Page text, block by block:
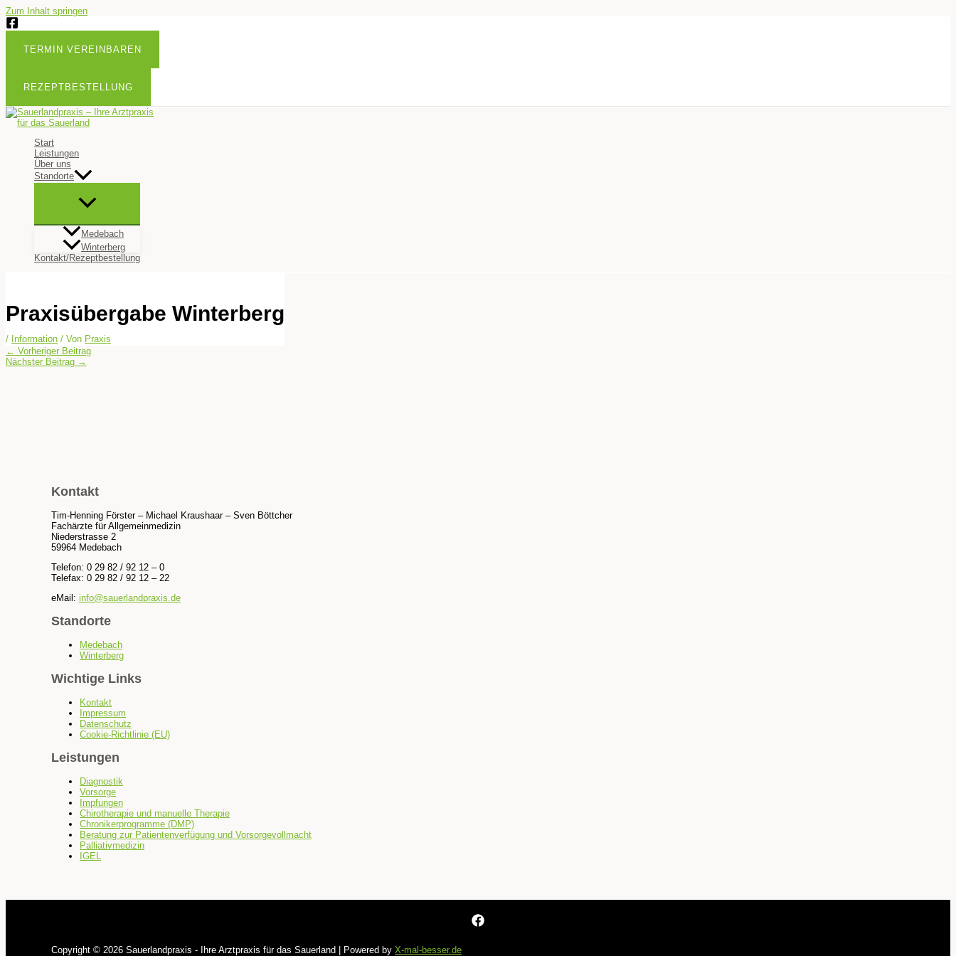
Zum Inhalt springen
TERMIN VEREINBAREN
REZEPTBESTELLUNG
Start
Leistungen
Über uns
Standorte
Medebach
Winterberg
Kontakt/Rezeptbestellung
Praxisübergabe Winterberg
/ Information / Von Praxis
← Vorheriger Beitrag
Nächster Beitrag →
Kontakt
Tim-Henning Förster – Michael Kraushaar – Sven Böttcher
Fachärzte für Allgemeinmedizin
Niederstrasse 2
59964 Medebach
Telefon: 0 29 82 / 92 12 – 0
Telefax: 0 29 82 / 92 12 – 22
eMail: info@sauerlandpraxis.de
Standorte
Medebach
Winterberg
Wichtige Links
Kontakt
Impressum
Datenschutz
Cookie-Richtlinie (EU)
Leistungen
Diagnostik
Vorsorge
Impfungen
Chirotherapie und manuelle Therapie
Chronikerprogramme (DMP)
Beratung zur Patientenverfügung und Vorsorgevollmacht
Palliativmedizin
IGEL
Copyright © 2026 Sauerlandpraxis - Ihre Arztpraxis für das Sauerland | Powered by X-mal-besser.de